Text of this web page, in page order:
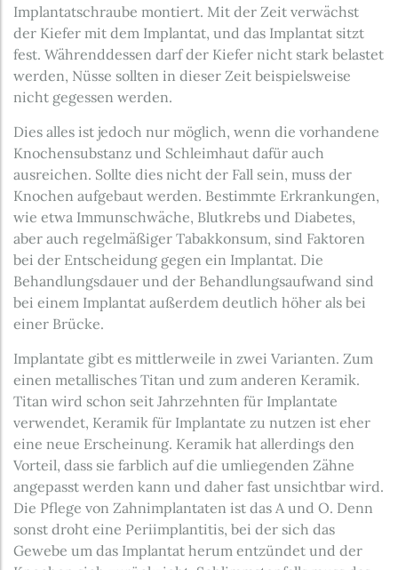
Implantatschraube montiert. Mit der Zeit verwächst
der Kiefer mit dem Implantat, und das Implantat sitzt
fest. Währenddessen darf der Kiefer nicht stark belastet
werden, Nüsse sollten in dieser Zeit beispielsweise
nicht gegessen werden.
Dies alles ist jedoch nur möglich, wenn die vorhandene
Knochensubstanz und Schleimhaut dafür auch
ausreichen. Sollte dies nicht der Fall sein, muss der
Knochen aufgebaut werden. Bestimmte Erkrankungen,
wie etwa Immunschwäche, Blutkrebs und Diabetes,
aber auch regelmäßiger Tabakkonsum, sind Faktoren
bei der Entscheidung gegen ein Implantat. Die
Behandlungsdauer und der Behandlungsaufwand sind
bei einem Implantat außerdem deutlich höher als bei
einer Brücke.
Implantate gibt es mittlerweile in zwei Varianten. Zum
einen metallisches Titan und zum anderen Keramik.
Titan wird schon seit Jahrzehnten für Implantate
verwendet, Keramik für Implantate zu nutzen ist eher
eine neue Erscheinung. Keramik hat allerdings den
Vorteil, dass sie farblich auf die umliegenden Zähne
angepasst werden kann und daher fast unsichtbar wird.
Die Pflege von Zahnimplantaten ist das A und O. Denn
sonst droht eine Periimplantitis, bei der sich das
Gewebe um das Implantat herum entzündet und der